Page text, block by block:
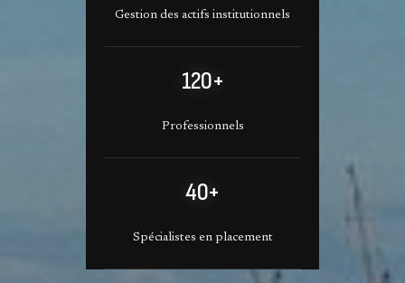
Gestion des actifs institutionnels
120+
Professionnels
40+
Spécialistes en placement